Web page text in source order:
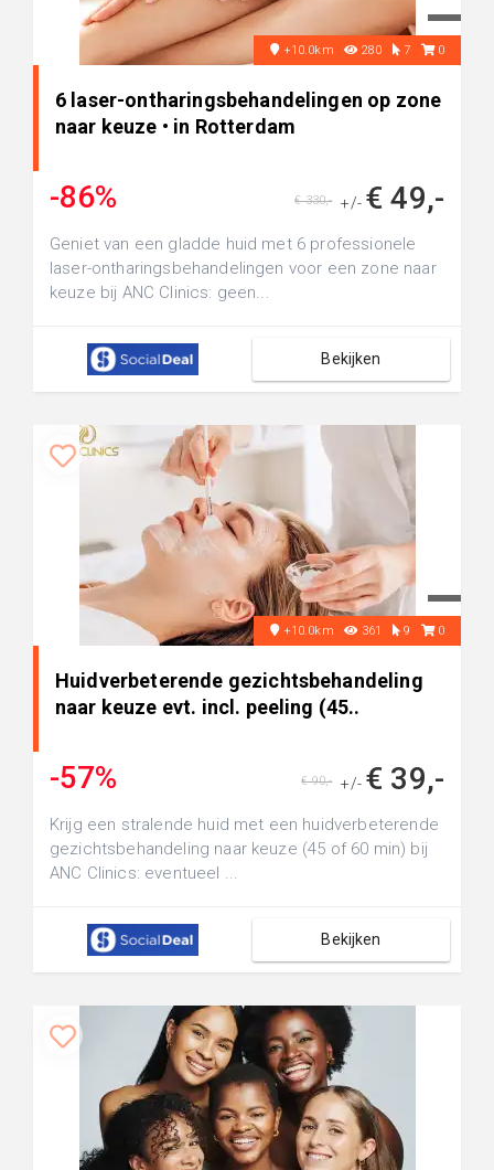
+10.0km 280 7 0
6 laser-ontharingsbehandelingen op zone
naar keuze • in Rotterdam
-86% +/- € 49,-
€ 330,-
Geniet van een gladde huid met 6 professionele
laser-ontharingsbehandelingen voor een zone naar
keuze bij ANC Clinics: geen...
Bekijken
+10.0km 361 9 0
Huidverbeterende gezichtsbehandeling
naar keuze evt. incl. peeling (45..
-57% +/- € 39,-
€ 90,-
Krijg een stralende huid met een huidverbeterende
gezichtsbehandeling naar keuze (45 of 60 min) bij
ANC Clinics: eventueel ...
Bekijken